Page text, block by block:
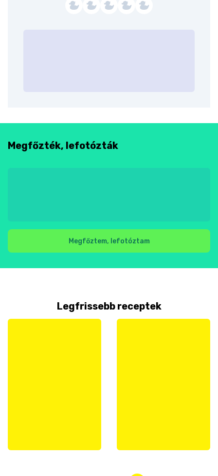
Megfőzték, lefotózták
Megfőztem, lefotóztam
Legfrissebb receptek